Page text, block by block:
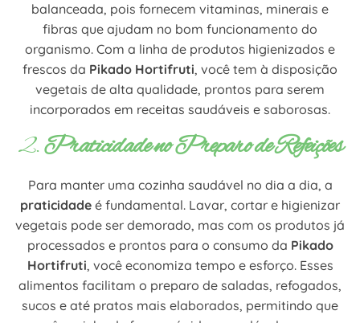
balanceada, pois fornecem vitaminas, minerais e
fibras que ajudam no bom funcionamento do
organismo. Com a linha de produtos higienizados e
frescos da Pikado Hortifruti, você tem à disposição
vegetais de alta qualidade, prontos para serem
incorporados em receitas saudáveis e saborosas.
2.Praticidade no Preparo de Refeições
Para manter uma cozinha saudável no dia a dia, a
praticidade é fundamental. Lavar, cortar e higienizar
vegetais pode ser demorado, mas com os produtos já
processados e prontos para o consumo da Pikado
Hortifruti, você economiza tempo e esforço. Esses
alimentos facilitam o preparo de saladas, refogados,
sucos e até pratos mais elaborados, permitindo que